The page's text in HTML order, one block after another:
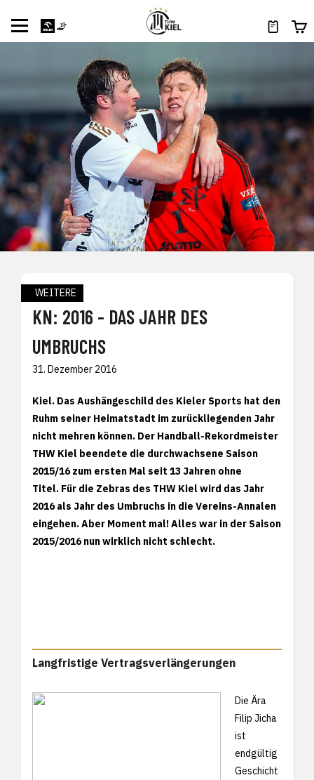
WEITERE
KN: 2016 - DAS JAHR DES
UMBRUCHS
31. Dezember 2016
Kiel. Das Aushängeschild des Kieler Sports hat den
Ruhm seiner Heimatstadt im zurückliegenden Jahr
nicht mehren können. Der Handball-Rekordmeister
THW Kiel beendete die durchwachsene Saison
2015/16 zum ersten Mal seit 13 Jahren ohne
Titel. Für die Zebras des THW Kiel wird das Jahr
2016 als Jahr des Umbruchs in die Vereins-Annalen
eingehen. Aber Moment mal! Alles war in der Saison
2015/2016 nun wirklich nicht schlecht.
Langfristige Vertragsverlängerungen
Die Ära
Filip Jicha
ist
endgültig
Geschicht